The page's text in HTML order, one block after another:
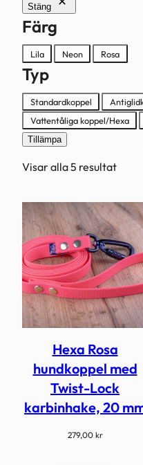
Stäng
Färg
Färg
Lila Neon Rosa
Typ
Typ
Standardkoppel
Vattentåliga koppel/Hexa
Tillämpa
Visar alla 5 resultat
Hexa Rosa
hundkoppel med
Twist-Lock
karbinhake, 20
279,00 kr